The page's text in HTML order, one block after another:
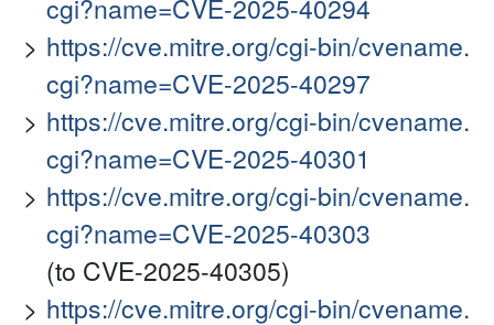
cgi?name=CVE-2025-40294
https://cve.mitre.org/cgi-bin/cvename.
cgi?name=CVE-2025-40297
https://cve.mitre.org/cgi-bin/cvename.
cgi?name=CVE-2025-40301
https://cve.mitre.org/cgi-bin/cvename.
cgi?name=CVE-2025-40303
(to CVE-2025-40305)
https://cve.mitre.org/cgi-bin/cvename.